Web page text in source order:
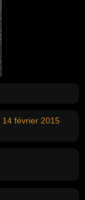
14 février 2015